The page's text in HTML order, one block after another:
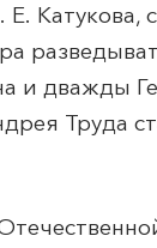
Катукова,
и дважды
Труда